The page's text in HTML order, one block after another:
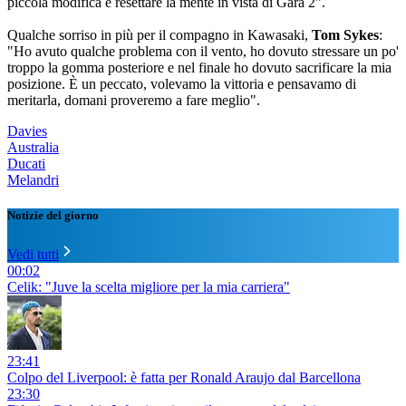
Qualche sorriso in più per il compagno in Kawasaki, Tom Sykes:
"Ho avuto qualche problema con il vento, ho dovuto stressare un po'
troppo la gomma posteriore e nel finale ho dovuto sacrificare la mia
posizione. È un peccato, volevamo la vittoria e pensavamo di
meritarla, domani proveremo a fare meglio".
Davies
Australia
Ducati
Melandri
Notizie del giorno
Vedi tutti
00:02
Celik: "Juve la scelta migliore per la mia carriera"
23:41
Colpo del Liverpool: è fatta per Ronald Araujo dal Barcellona
23:30